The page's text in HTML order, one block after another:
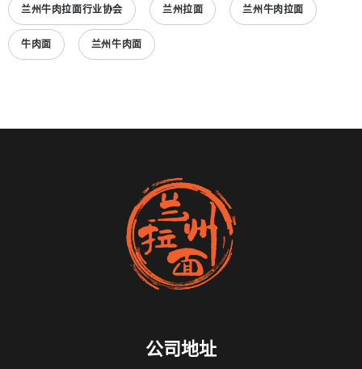
兰州牛肉拉面行业协会 兰州拉面 兰州牛肉拉面
牛肉面 兰州牛肉面
公司地址